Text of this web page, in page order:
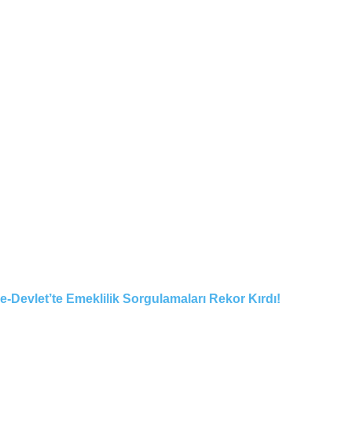
e-Devlet’te Emeklilik Sorgulamaları Rekor Kırdı!